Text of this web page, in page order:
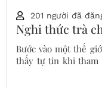
201 người đã
Nghi thức trà
Bước vào một thế
thấy tự tin khi tham